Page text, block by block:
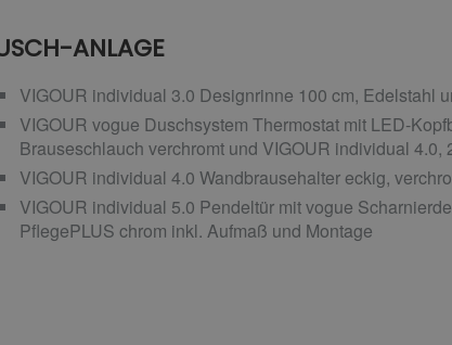
ANLAGE
VIGOUR individual 3.0 Designrinne 100 cm, Edelstahl
VIGOUR vogue Duschsystem Thermostat mit LED-
Brauseschlauch verchromt und VIGOUR individual 4.0,
VIGOUR individual 4.0 Wandbrausehalter eckig,
VIGOUR individual 5.0 Pendeltür mit vogue
PflegePLUS chrom inkl. Aufmaß und Montage